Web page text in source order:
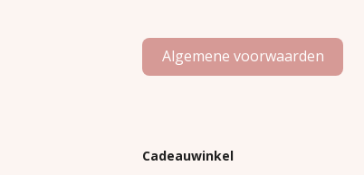
Algemene voorwaarden
Cadeauwinkel